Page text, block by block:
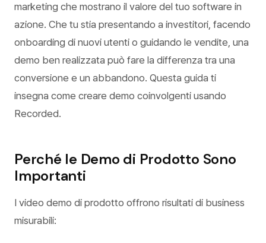
marketing che mostrano il valore del tuo software in
azione. Che tu stia presentando a investitori, facendo
onboarding di nuovi utenti o guidando le vendite, una
demo ben realizzata può fare la differenza tra una
conversione e un abbandono. Questa guida ti
insegna come creare demo coinvolgenti usando
Recorded.
Perché le Demo di Prodotto Sono
Importanti
I video demo di prodotto offrono risultati di business
misurabili: